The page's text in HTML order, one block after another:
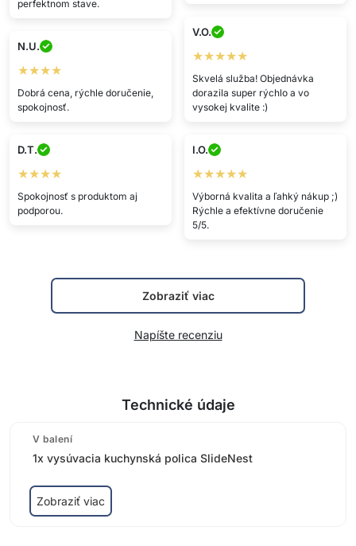
perfektnom stave.
V.O.
★★★★★
Skvelá služba! Objednávka
dorazila super rýchlo a vo
vysokej kvalite :)
N.U.
★★★★
Dobrá cena, rýchle doručenie,
spokojnosť.
D.T.
★★★★
Spokojnosť s produktom aj
podporou.
I.O.
★★★★★
Výborná kvalita a ľahký nákup ;)
Rýchle a efektívne doručenie
5/5.
Zobraziť viac
Napíšte recenziu
Technické údaje
V balení
1x vysúvacia kuchynská polica SlideNest
Zobraziť viac